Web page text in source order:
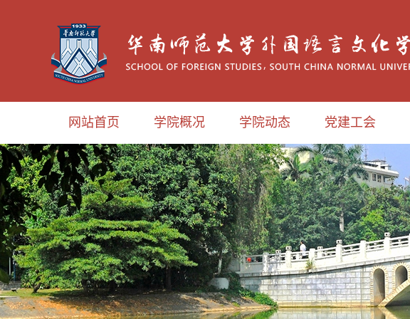
网站首页 学院概况 学院动态 党建工会